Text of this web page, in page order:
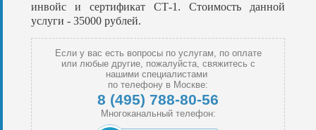
инвойс и сертификат СТ-1. Стоимость данной
услуги - 35000 рублей.
Если у вас есть вопросы по услугам, по оплате
или любые другие, пожалуйста, свяжитесь с
нашими специалистами
по телефону в Москве:
8 (495) 788-80-56
Многоканальный телефон: